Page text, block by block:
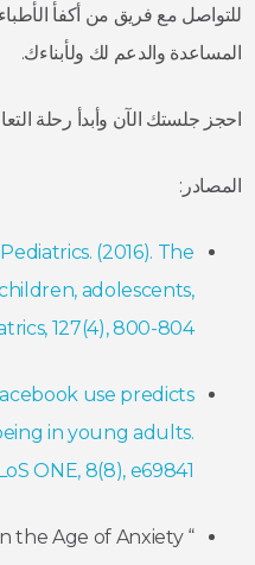
للتواصل مع فريق من أكفأ
المساعدة والدعم لك ولأبناءك.
احجز جلستك الآن وأبدأ رحلة
المصادر:
(2016). The
adolescents,
127(4), 800-804.
use predicts
in young adults.
ONE, 8(8), e69841.
the Age of Anxiety